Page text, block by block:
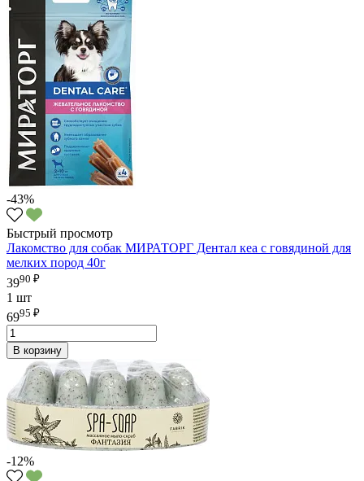
-43%
Быстрый просмотр
Лакомство для собак МИРАТОРГ Дентал кеа с говядиной для
мелких пород 40г
3990 ₽
1 шт
6995 ₽
В корзину
-12%